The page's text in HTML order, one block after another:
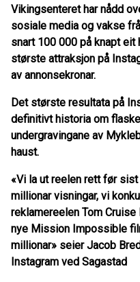
Vikingsenteret har nådd
sosiale media og vakse
snart 100 000 på knapt eit
største attraksjon på
av annonsekronar.
Det største resultata på
definitivt historia om
undergravingane av
haust.
«Vi la ut reelen rett før
millionar visningar, vi
reklamereelen Tom
nye Mission Impossible
millionar» seier Jacob
Instagram ved Sagastad